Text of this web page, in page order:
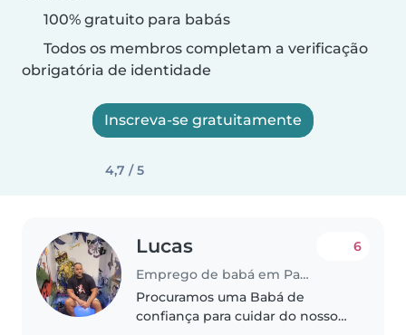
100% gratuito para babás
Todos os membros completam a verificação
obrigatória de identidade
Inscreva-se gratuitamente
4,7 / 5
Lucas
Emprego de babá em Paulista
6
Procuramos uma Babá de
confiança para cuidar do nosso